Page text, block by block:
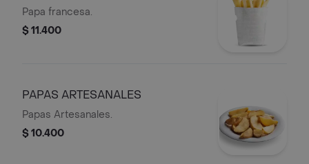
Papa francesa.
$ 11.400
PAPAS ARTESANALES
Papas Artesanales.
$ 10.400